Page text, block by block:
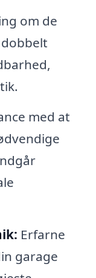
om de
med at
Erfarne
garage